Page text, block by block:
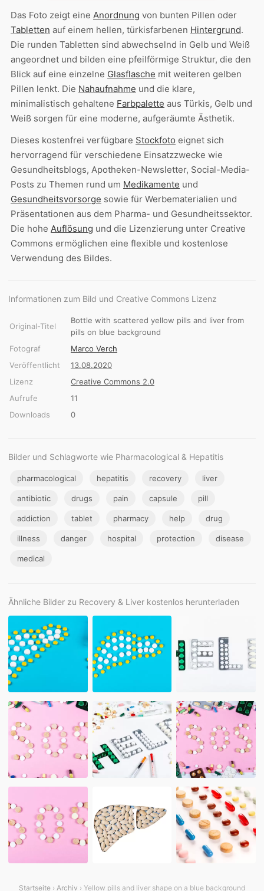
Das Foto zeigt eine Anordnung von bunten Pillen oder
Tabletten auf einem hellen, türkisfarbenen Hintergrund.
Die runden Tabletten sind abwechselnd in Gelb und Weiß
angeordnet und bilden eine pfeilförmige Struktur, die den
Blick auf eine einzelne Glasflasche mit weiteren gelben
Pillen lenkt. Die Nahaufnahme und die klare,
minimalistisch gehaltene Farbpalette aus Türkis, Gelb und
Weiß sorgen für eine moderne, aufgeräumte Ästhetik.
Dieses kostenfrei verfügbare Stockfoto eignet sich
hervorragend für verschiedene Einsatzzwecke wie
Gesundheitsblogs, Apotheken-Newsletter, Social-Media-
Posts zu Themen rund um Medikamente und
Gesundheitsvorsorge sowie für Werbematerialien und
Präsentationen aus dem Pharma- und Gesundheitssektor.
Die hohe Auflösung und die Lizenzierung unter Creative
Commons ermöglichen eine flexible und kostenlose
Verwendung des Bildes.
Informationen zum Bild und Creative Commons Lizenz
Original-Titel
Bottle with scattered yellow pills and liver from
pills on blue background
Fotograf
Marco Verch
Veröffentlicht
13.08.2020
Lizenz
Creative Commons 2.0
Aufrufe
11
Downloads
0
Bilder und Schlagworte wie Pharmacological & Hepatitis
pharmacological hepatitis recovery liver
antibiotic drugs pain capsule pill
addiction tablet pharmacy help drug
illness danger hospital protection disease
medical
Ähnliche Bilder zu Recovery & Liver kostenlos herunterladen
Startseite › Archiv › Yellow pills and liver shape on a blue background